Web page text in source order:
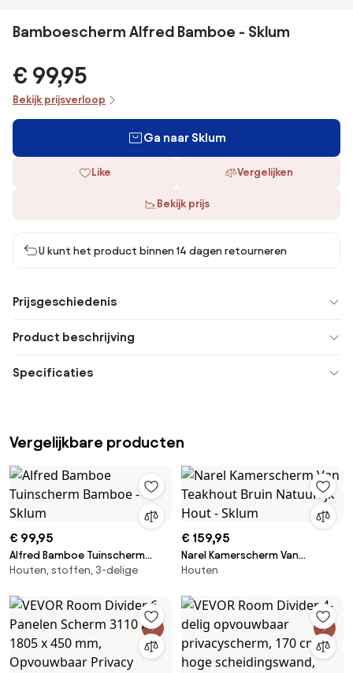
Bamboescherm Alfred Bamboe - Sklum
€ 99,95
Bekijk prijsverloop
Ga naar Sklum
Like Vergelijken
Bekijk prijs
U kunt het product binnen 14 dagen retourneren
Prijsgeschiedenis
Product beschrijving
Specificaties
Vergelijkbare producten
€ 99,95
Alfred Bamboe Tuinscherm
Bamboe - Sklum
Houten, stoffen, 3-delige
€ 159,95
Narel Kamerscherm Van
Teakhout Bruin Natuurlijk Hout -
Houten